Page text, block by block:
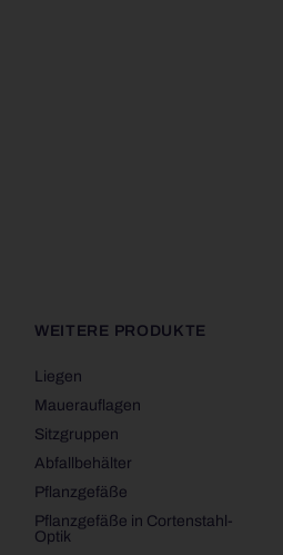
WEITERE PRODUKTE
Liegen
Mauerauflagen
Sitzgruppen
Abfallbehälter
Pflanzgefäße
Pflanzgefäße in Cortenstahl-
Optik